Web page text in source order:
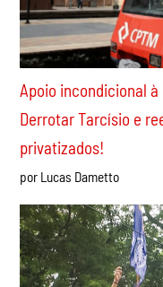
Apoio incondicional
Derrotar Tarcísio e
privatizados!